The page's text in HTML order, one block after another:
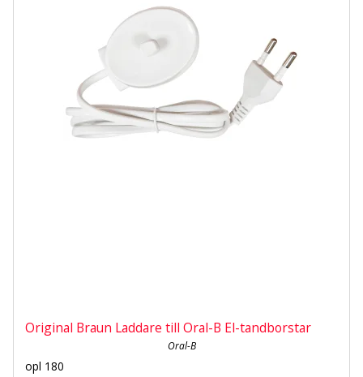
Original Braun Laddare till Oral-B El-tandborstar
Oral-B
opl 180